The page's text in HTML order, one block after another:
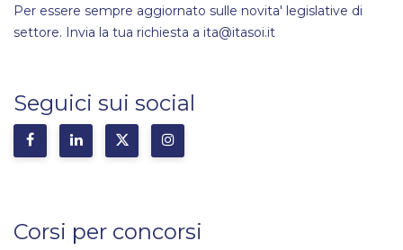
Per essere sempre aggiornato sulle novita' legislative di
settore. Invia la tua richiesta a ita@itasoi.it
Seguici sui social
Corsi per concorsi